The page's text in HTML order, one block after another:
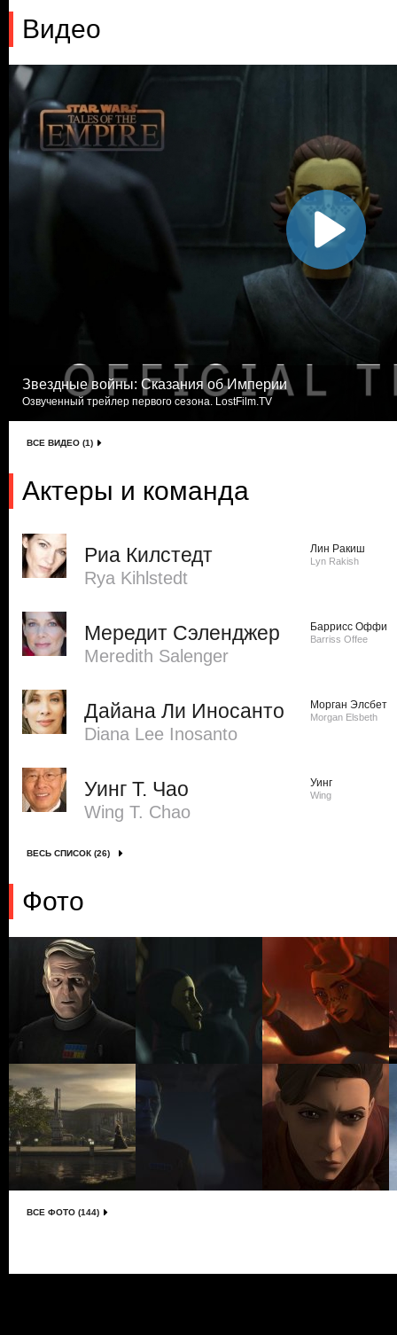
Видео
Звездные войны: Сказания об Империи
Озвученный трейлер первого сезона. LostFilm.TV
ВСЕ ВИДЕО (1)
Актеры и команда
Риа Килстедт
Rya Kihlstedt
Лин Ракиш
Lyn Rakish
Мередит Сэленджер
Meredith Salenger
Баррисс Оффи
Barriss Offee
Дайана Ли Иносанто
Diana Lee Inosanto
Морган Элсбет
Morgan Elsbeth
Уинг Т. Чао
Wing T. Chao
Уинг
Wing
ВЕСЬ СПИСОК (26)
Фото
ВСЕ ФОТО (144)